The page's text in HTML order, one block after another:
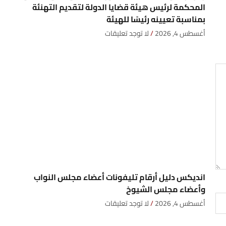
المحكمة لرئيس هيئة قضايا الدولة لتقديم التهنئة
بمناسبة تعيينه رئيسًا للهيئة
أغسطس 4, 2026 لا توجد تعليقات
انديكس دليل أرقام تليفونات أعضاء مجلس النواب
وأعضاء مجلس الشيوخ
أغسطس 4, 2026 لا توجد تعليقات